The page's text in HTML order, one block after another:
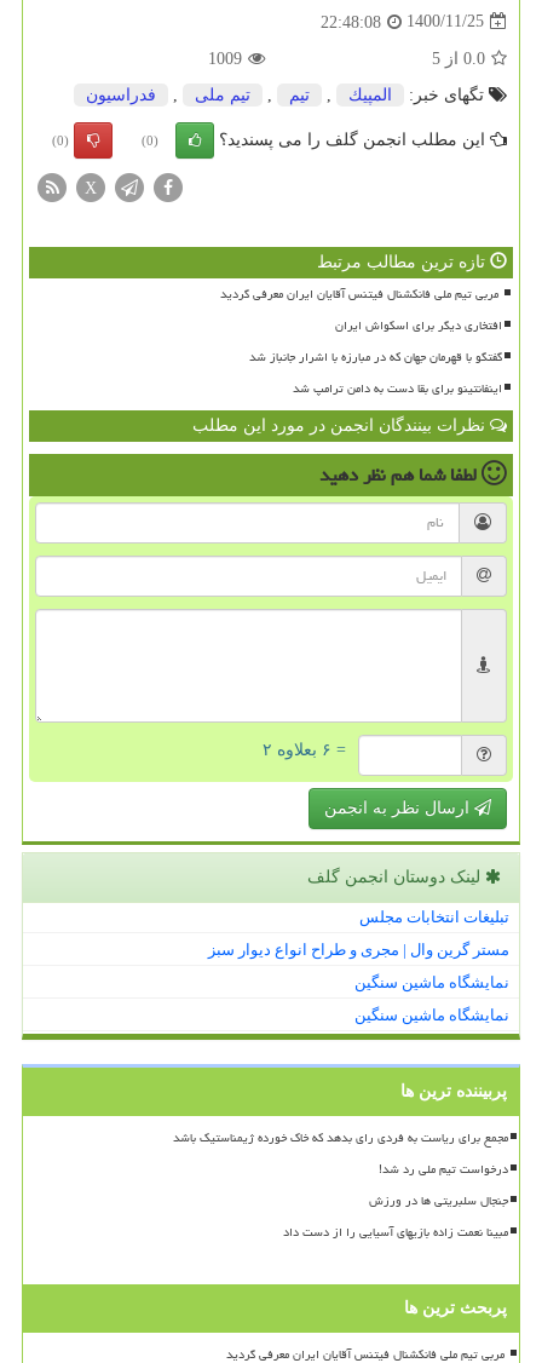
1400/11/25
22:48:08
0.0 از 5
1009
تگهای خبر:
المپیك تیم تیم ملی فدراسیون
این مطلب انجمن گلف را می پسندید؟ (0)
(0)
X
تازه ترین مطالب مرتبط
افتخاری دیگر برای اسکواش ایران
گفتگو با قهرمان جهان که در مبارزه با اشرار جانباز شد
اینفانتینو برای بقا دست به دامن ترامپ شد
نظرات بینندگان انجمن در مورد این مطلب
لطفا شما همنظر دهید
= ۶ بعلاوه ۲
ارسال نظر به انجمن
لینک دوستان انجمن گلف
تبلیغات انتخابات مجلس
مستر گرین وال | مجری و طراح انواع دیوار سبز
نمایشگاه ماشین سنگین
نمایشگاه ماشین سنگین
پربیننده ترین ها
مجمع برای ریاست به فردی رای بدهد که خاک خورده ژیمناستیک باشد
درخواست تیم ملی رد شد!
جنجال سلبریتی ها در ورزش
مبینا نعمت زاده بازیهای آسیایی را از دست داد
پربحث ترین ها